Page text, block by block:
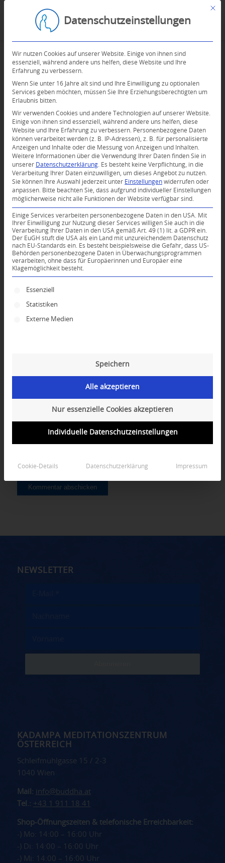
0
KOMMENTARE
Dein Kommentar
An Diskussion beteiligen?
Hinterlassen Sie uns Ihren Kommentar!
NEWSLETTER
KADAMPA MEDITATIONSZENTRUM
ÖSTERREICH
Schleifmühlgasse 15 / 2-3
1040 Wien
Mail: info@buddha.at
Tel.: +43 1 911 18 41
Shop-Öffnungszeiten & telefonische Erreichbarkeit:
-) Mo: 14:00 – 16:00 Uhr
-) Di: 14:00 – 16:00 Uhr
-) Mi: 14:00 – 16:00 Uhr
Mit
Datenschutzeinstellungen
Wir nutzen Cookies auf unserer Website. Einige von ihnen sind
essenziell, während andere uns helfen, diese Website und Ihre
Erfahrung zu verbessern.
Wenn Sie unter 16 Jahre alt sind und Ihre Einwilligung zu optionalen
Services geben möchten, müssen Sie Ihre Erziehungsberechtigten um
Erlaubnis bitten.
Wir verwenden Cookies und andere Technologien auf unserer Website.
Einige von ihnen sind essenziell, während andere uns helfen, diese
Website und Ihre Erfahrung zu verbessern.
Personenbezogene Daten
können verarbeitet werden (z. B. IP-Adressen), z. B. für personalisierte
Anzeigen und Inhalte oder die Messung von Anzeigen und Inhalten.
Weitere Informationen über die Verwendung Ihrer Daten finden Sie in
unserer Datenschutzerklärung
Es besteht keine Verpflichtung, in die
Verarbeitung Ihrer Daten einzuwilligen, um dieses Angebot zu nutzen.
Sie können Ihre Auswahl jederzeit unter Einstellungen widerrufen oder
anpassen.
Bitte beachten Sie, dass aufgrund individueller Einstellungen
möglicherweise nicht alle Funktionen der Website verfügbar sind.
Einige Services verarbeiten personenbezogene Daten in den USA. Mit
Ihrer Einwilligung zur Nutzung dieser Services willigen Sie auch in die
Verarbeitung Ihrer Daten in den USA gemäß Art. 49 (1) lit. a GDPR ein.
Der EuGH stuft die USA als ein Land mit unzureichendem Datenschutz
nach EU-Standards ein. Es besteht beispielsweise die Gefahr, dass US-
Behörden personenbezogene Daten in Überwachungsprogrammen
verarbeiten, ohne dass für Europäerinnen und Europäer eine
Klagemöglichkeit besteht.
Es folgt eine Liste der Service-Gruppen, für die
Essenziell
Statistiken
Externe Medien
Speichern
Alle akzeptieren
Nur essenzielle Cookies akzeptieren
Individuelle Datenschutzeinstellungen
Cookie-Details Datenschutzerklärung Impressum